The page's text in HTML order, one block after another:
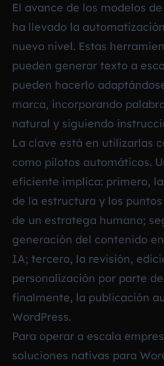
El avance de los modelos
ha llevado la
nuevo nivel. Estas
pueden generar texto a
pueden hacerlo
marca, incorporando
natural y siguiendo
La clave está en utilizarlas
como pilotos automáticos.
eficiente implica: primero,
de la estructura y los
de un estratega humano;
generación del contenido
IA; tercero, la revisión,
personalización por parte
finalmente, la publicación
WordPress.
Para operar a escala
soluciones nativas para